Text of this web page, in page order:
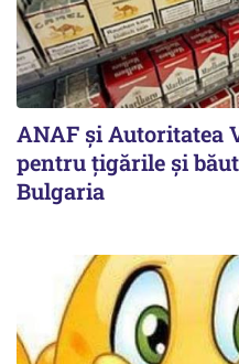
ANAF și Autoritatea
pentru țigările și
Bulgaria